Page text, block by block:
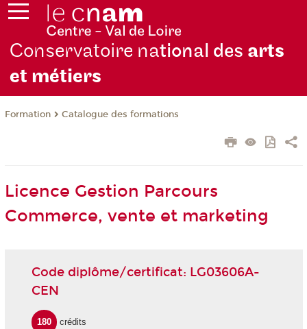
Conservatoire national des arts
et métiers
Formation Catalogue des formations
Licence Gestion Parcours
Commerce, vente et marketing
Code diplôme/certificat: LG03606A-
CEN
180 crédits